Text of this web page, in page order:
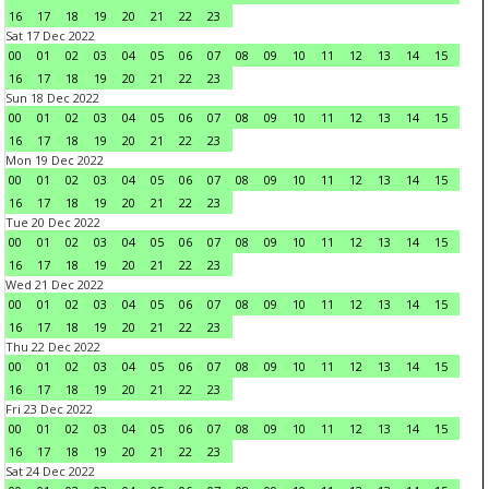
16
17 18 19 20 21 22
23
Sat 17 Dec 2022
00
01 02 03 04 05 06 07 08 09 10 11 12 13 14
15
16
17 18 19 20 21 22
23
Sun 18 Dec 2022
00
01 02 03 04 05 06 07 08 09 10 11 12 13 14
15
16
17 18 19 20 21 22
23
Mon 19 Dec 2022
00
01 02 03 04 05 06 07 08 09 10 11 12 13 14
15
16
17 18 19 20 21 22
23
Tue 20 Dec 2022
00
01 02 03 04 05 06 07 08 09 10 11 12 13 14
15
16
17 18 19 20 21 22
23
Wed 21 Dec 2022
00
01 02 03 04 05 06 07 08 09 10 11 12 13 14
15
16
17 18 19 20 21 22
23
Thu 22 Dec 2022
00
01 02 03 04 05 06 07 08 09 10 11 12 13 14
15
16
17 18 19 20 21 22
23
Fri 23 Dec 2022
00
01 02 03 04 05 06 07 08 09 10 11 12 13 14
15
16
17 18 19 20 21 22
23
Sat 24 Dec 2022